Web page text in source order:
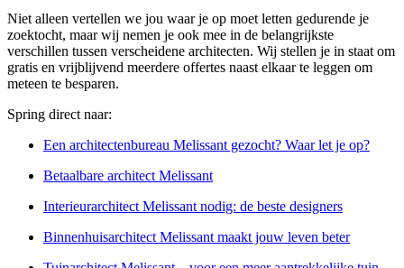
Niet alleen vertellen we jou waar je op moet letten gedurende je
zoektocht, maar wij nemen je ook mee in de belangrijkste
verschillen tussen verscheidene architecten. Wij stellen je in staat om
gratis en vrijblijvend meerdere offertes naast elkaar te leggen om
meteen te besparen.
Spring direct naar:
Een architectenbureau Melissant gezocht? Waar let je op?
Betaalbare architect Melissant
Interieurarchitect Melissant nodig: de beste designers
Binnenhuisarchitect Melissant maakt jouw leven beter